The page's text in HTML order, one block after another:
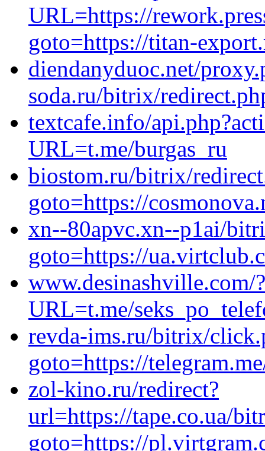
URL=https://
goto=https://titan-
diendanyduoc.net/
soda.ru/bitrix/
textcafe.info/
URL=t.me/burgas_ru
biostom.ru/bitrix/
goto=https://
xn--80apvc.xn--p1ai/
goto=https://
www.desinashville.com/?
URL=t.me/
revda-ims.ru/bitrix/
goto=https://
zol-kino.ru/redirect?
url=https://tape.co.ua/
goto=https://